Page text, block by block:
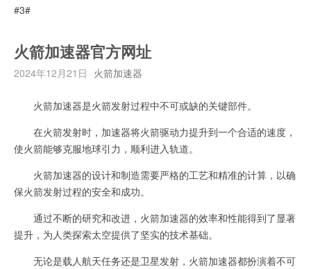
#3#
火箭加速器官方网址
2024年12月21日 火箭加速器
火箭加速器是火箭发射过程中不可或缺的关键部件。
在火箭发射时，加速器将火箭驱动力提升到一个合适的速度，
使火箭能够克服地球引力，顺利进入轨道。
火箭加速器的设计和制造需要严格的工艺和精准的计算，以确
保火箭发射过程的安全和成功。
通过不断的研究和改进，火箭加速器的效率和性能得到了显著
提升，为人类探索太空提供了坚实的技术基础。
无论是载人航天任务还是卫星发射，火箭加速器都扮演着不可